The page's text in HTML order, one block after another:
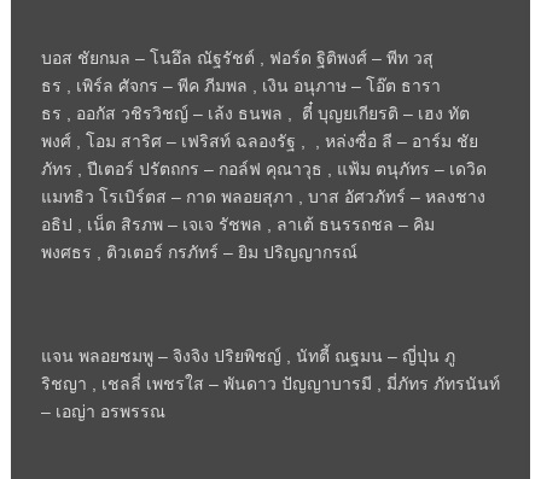
บอส ชัยกมล – โนอึล ณัฐรัชต์
ฟอร์ด ฐิติพงศ์ – พีท วสุ
ธร
เพิร์ล ศัจกร – พีค ภีมพล
เงิน อนุภาษ – โอ๊ต ธารา
ธร
ออกัส วชิรวิชญ์ – เล้ง ธนพล
ตี๋ บุญยเกียรติ – เฮง ทัต
พงศ์
โอม สาริศ – เฟริสท์ ฉลองรัฐ
หล่งซื่อ ลี – อาร์ม ชัย
ภัทร
ปีเตอร์ ปรัตถกร – กอล์ฟ คุณาวุธ
แฟ้ม ตนุภัทร – เดวิด
แมทธิว โรเบิร์ตส – กาด พลอยสุภา
บาส อัศวภัทร์ – หลงชาง
อธิป
เน็ต สิรภพ – เจเจ รัชพล
ลาเต้ ธนรรถชล – คิม
พงศธร
ติวเตอร์ กรภัทร์ – ยิม ปริญญากรณ์
แจน พลอยชมพู – จิงจิง ปริยพิชญ์
นัทตี้ ณฐมน – ญี่ปุ่น ภู
ริชญา
เชลลี่ เพชรใส – พันดาว ปัญญาบารมี
มี่ภัทร ภัทรนันท์
– เอญ่า อรพรรณ